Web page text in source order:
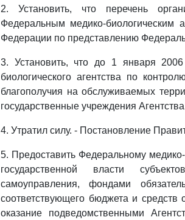
2. Установить, что перечень
Федеральным медико-биологическим
Федерации по представлению
3. Установить, что до 1 января 2006
биологического агентства по
благополучия на обслуживаемых
государственные учреждения
4. Утратил силу. - Постановление
5. Предоставить Федеральному
государственной власти
самоуправления, фондами
соответствующего бюджета и средств
оказание подведомственными